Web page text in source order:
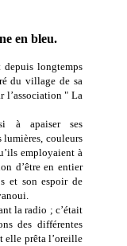
en bleu.
longtemps
du village de sa
l’association " La
à apaiser ses
lumières, couleurs
employaient à
d’être en entier
et son espoir de
la radio ; c’était
des différentes
elle prêta l’oreille